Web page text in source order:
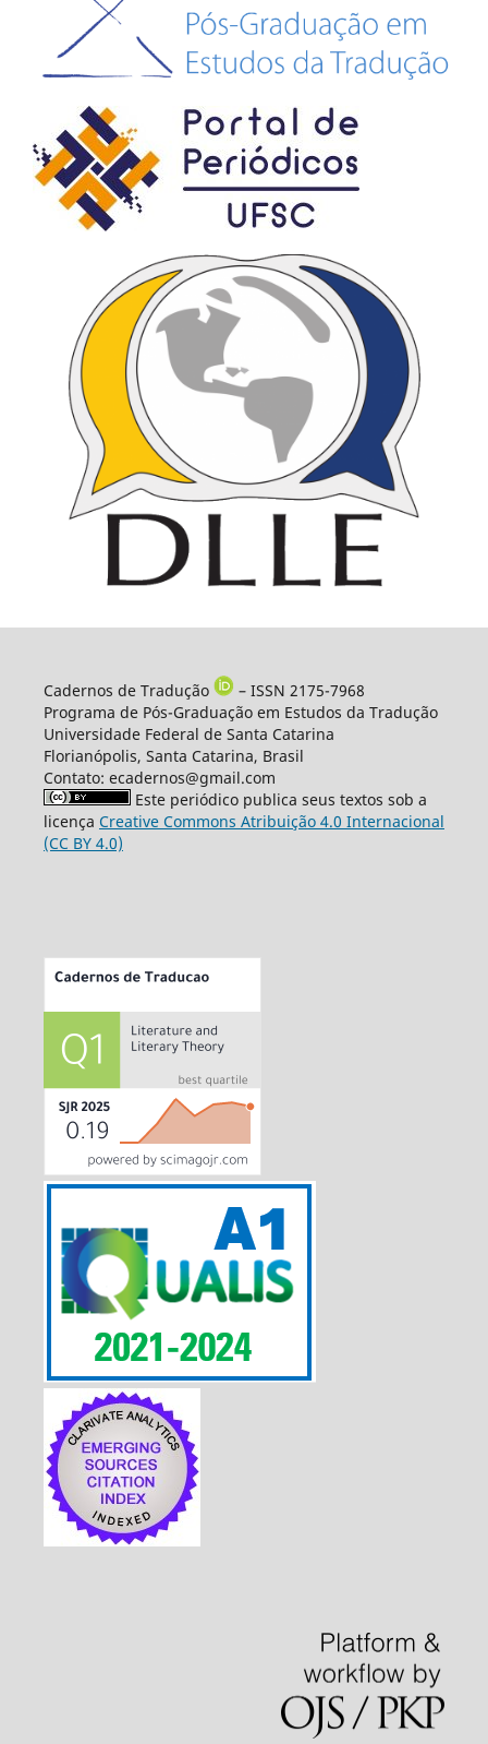
Cadernos de Tradução
– ISSN 2175-7968
Programa de Pós-Graduação em Estudos da Tradução
Universidade Federal de Santa Catarina
Florianópolis, Santa Catarina, Brasil
Contato: ecadernos@gmail.com
Este periódico publica seus textos sob a
licença Creative Commons Atribuição 4.0 Internacional
(CC BY 4.0)